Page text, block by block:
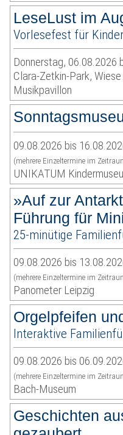
LeseLust im
Vorlesefest für
Donnerstag, 06.08.2026
Clara-Zetkin-Park,
Musikpavillon
09.08.2026 bis
(mehrere Einzeltermine im
UNIKATUM
»Auf zur
Führung für
25-minütige
09.08.2026 bis
(mehrere Einzeltermine im
Panometer Leipzig
Orgelpfeifen
Interaktive
09.08.2026 bis
(mehrere Einzeltermine im
Bach-Museum
Geschichten